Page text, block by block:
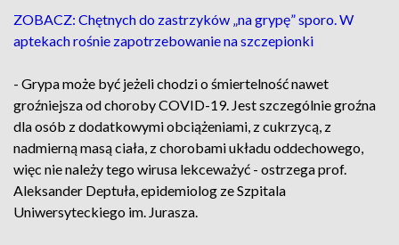
ZOBACZ: Chętnych do zastrzyków „na grypę” sporo. W
aptekach rośnie zapotrzebowanie na szczepionki
- Grypa może być jeżeli chodzi o śmiertelność nawet
groźniejsza od choroby COVID-19. Jest szczególnie groźna
dla osób z dodatkowymi obciążeniami, z cukrzycą, z
nadmierną masą ciała, z chorobami układu oddechowego,
więc nie należy tego wirusa lekceważyć - ostrzega prof.
Aleksander Deptuła, epidemiolog ze Szpitala
Uniwersyteckiego im. Jurasza.